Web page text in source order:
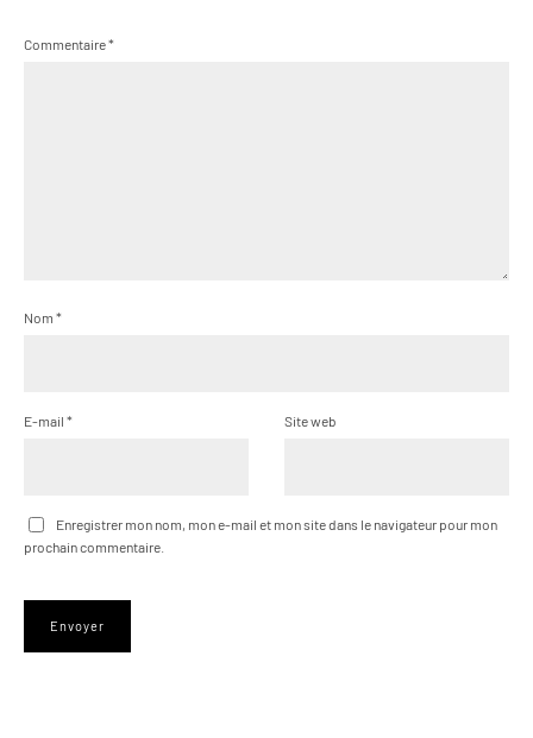
Commentaire*
Nom *
E-mail * Site web
Enregistrer mon nom, mon e-mail et mon site dans le navigateur pour mon
prochain commentaire.